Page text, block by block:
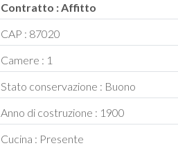
Contratto : Affitto
CAP : 87020
Camere : 1
Stato conservazione : Buono
Anno di costruzione : 1900
Cucina : Presente